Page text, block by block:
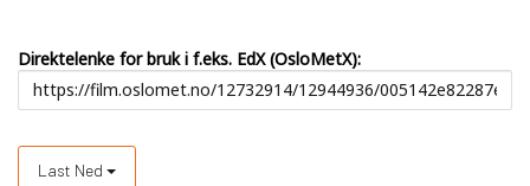
Direktelenke for bruk i f.eks. EdX (OsloMetX):
Last Ned